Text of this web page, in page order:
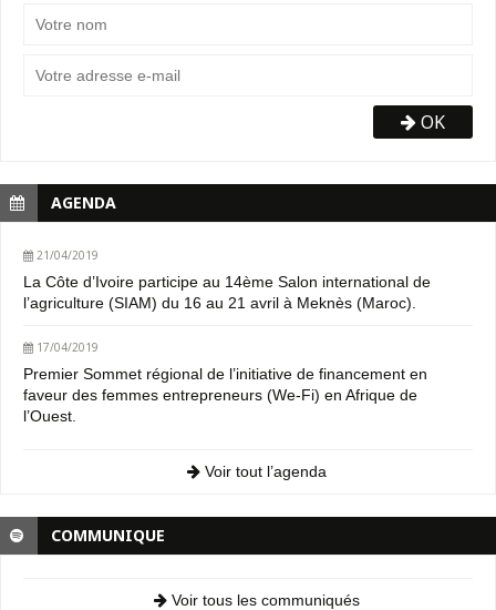
OK
AGENDA
21/04/2019
La Côte d’Ivoire participe au 14ème Salon international de
l’agriculture (SIAM) du 16 au 21 avril à Meknès (Maroc).
17/04/2019
Premier Sommet régional de l’initiative de financement en
faveur des femmes entrepreneurs (We-Fi) en Afrique de
l’Ouest.
Voir tout l’agenda
COMMUNIQUE
Voir tous les communiqués